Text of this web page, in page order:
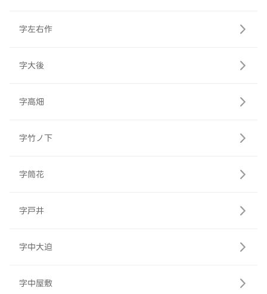
字左右作
字大後
字高畑
字竹ノ下
字筒花
字戸井
字中大迫
字中屋敷